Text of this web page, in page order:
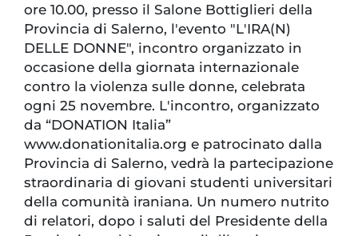
ore 10.00, presso il Salone Bottiglieri della
Provincia di Salerno, l'evento "L'IRA(N)
DELLE DONNE", incontro organizzato in
occasione della giornata internazionale
contro la violenza sulle donne, celebrata
ogni 25 novembre. L'incontro, organizzato
da “DONATION Italia”
www.donationitalia.org e patrocinato dalla
Provincia di Salerno, vedrà la partecipazione
straordinaria di giovani studenti universitari
della comunità iraniana. Un numero nutrito
di relatori, dopo i saluti del Presidente della